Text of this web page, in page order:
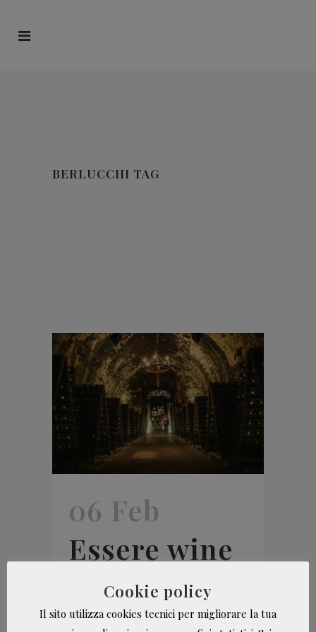
BERLUCCHI TAG
06 Feb
Essere wine
teller, il
Cookie policy
Il sito utilizza cookies tecnici per migliorare la tua